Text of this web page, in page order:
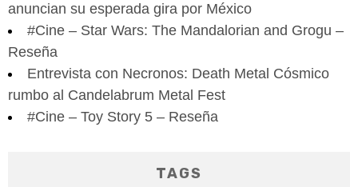
anuncian su esperada gira por México
#Cine – Star Wars: The Mandalorian and Grogu –
Reseña
Entrevista con Necronos: Death Metal Cósmico
rumbo al Candelabrum Metal Fest
#Cine – Toy Story 5 – Reseña
TAGS